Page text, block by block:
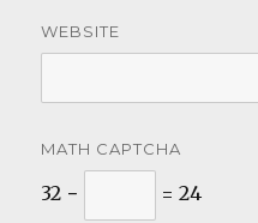
WEBSITE
MATH CAPTCHA
32 − = 24